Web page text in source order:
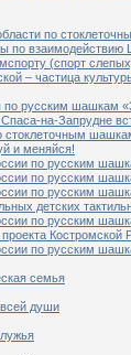
по
по
(спорт
– частица
русским шашкам
на-Запрудне
стоклеточным
и меняйся!
по русским
по русским
по русским
детских
по русским
проекта
по русским
семья
души